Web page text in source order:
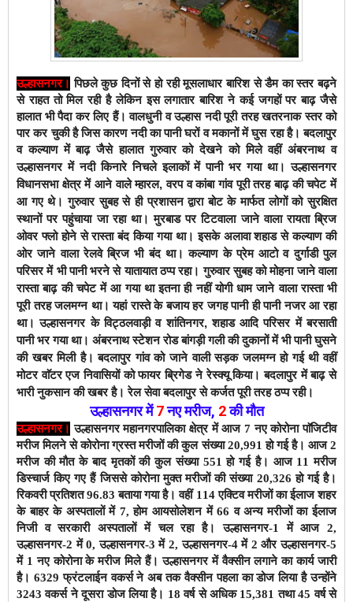
उल्हासनगर। पिछले कुछ दिनों से हो रही मूसलाधार बारिश से डैम का स्तर बढ़ने
से राहत तो मिल रही है लेकिन इस लगातार बारिश ने कई जगहों पर बाढ़ जैसे
हालात भी पैदा कर लिए हैं। वालधुनी व उल्हास नदी पूरी तरह खतरनाक स्तर को
पार कर चुकी है जिस कारण नदी का पानी घरों व मकानों में घुस रहा है। बदलापुर
व कल्याण में बाढ़ जैसे हालात गुरुवार को देखने को मिले वहीं अंबरनाथ व
उल्हासनगर में नदी किनारे निचले इलाकों में पानी भर गया था।उल्हासनगर
विधानसभा क्षेत्र में आने वाले म्हारल, वरप व कांबा गांव पूरी तरह बाढ़ की चपेट में
आ गए थे। गुरुवार सुबह से ही प्रशासन द्वारा बोट के मार्फत लोगों को सुरक्षित
स्थानों पर पहुंचाया जा रहा था। मुरबाड पर टिटवाला जाने वाला रायता ब्रिज
ओवर फ्लो होने से रास्ता बंद किया गया था। इसके अलावा शहाड से कल्याण की
ओर जाने वाला रेलवे ब्रिज भी बंद था। कल्याण के प्रेम आटो व दुर्गाडी पुल
परिसर में भी पानी भरने से यातायात ठप्प रहा। गुरुवार सुबह को मोहना जाने वाला
रास्ता बाढ़ की चपेट में आ गया था इतना ही नहीं योगी धाम जाने वाला रास्ता भी
पूरी तरह जलमग्न था। यहां रास्ते के बजाय हर जगह पानी ही पानी नजर आ रहा
था। उल्हासनगर के विट्ठलवाड़ी व शांतिनगर, शहाड आदि परिसर में बरसाती
पानी भर गया था। अंबरनाथ स्टेशन रोड बांगड़ी गली की दुकानों में भी पानी घुसने
की खबर मिली है। बदलापुर गांव को जाने वाली सड़क जलमग्न हो गई थी वहीं
मोटर वाॅटर एज निवासियों को फायर ब्रिगेड ने रेस्क्यू किया। बदलापुर में बाढ़ से
भारी नुकसान की खबर है। रेल सेवा बदलापुर से कर्जत पूरी तरह ठप्प रही।
उल्हासनगर में7नए मरीज, 2की मौत
उल्हासनगर। उल्हासनगर महानगरपालिका क्षेत्र में आज 7 नए कोरोना पाॅजिटीव
मरीज मिलने से कोरोना ग्रस्त मरीजों की कुल संख्या 20,991 हो गई है। आज 2
मरीज की मौत के बादमृतकों की कुल संख्या 551 हो गई है। आज 11 मरीज
डिस्चार्ज किए गए हैं जिससे कोरोना मुक्त मरीजों की संख्या 20,326 हो गई है।
रिकवरी प्रतिशत 96.83 बताया गया है। वहीं 114 एक्टिव मरीजों का ईलाज शहर
के बाहर के अस्पतालों में 7, होम आयसोलेशन में 66 व अन्य मरीजों का ईलाज
निजी व सरकारी अस्पतालों में चल रहा है।उल्हासनगर-1 में आज 2,
उल्हासनगर-2 में 0, उल्हासनगर-3 में 2, उल्हासनगर-4 में 2 और उल्हासनगर-5
में 1 नए कोरोना के मरीज मिले हैं। उल्हासनगर में वैक्सीन लगाने का कार्य जारी
है। 6329फ्रंटलाईन वकर्स ने अब तक वैक्सीन पहला का डोज लिया है उन्होंने
3243 वकर्स ने दूसरा डोज लिया है। 18 वर्ष से अधिक 15,381 तथा 45 वर्ष से